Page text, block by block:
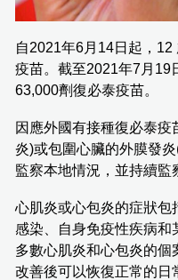
自2021年6月14日起，
疫苗。截至2021年7月19
63,000劑復必泰疫苗。
因應外國有接種復必泰
炎)或包圍心臟的外膜發
監察本地情況，並持續監
心肌炎或心包炎的症狀包
感染、自身免疫性疾病和
多數心肌炎和心包炎的個
改善後可以恢復正常的日